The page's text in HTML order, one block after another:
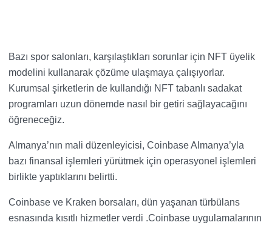
Bazı spor salonları, karşılaştıkları sorunlar için NFT üyelik
modelini kullanarak çözüme ulaşmaya çalışıyorlar.
Kurumsal şirketlerin de kullandığı NFT tabanlı sadakat
programları uzun dönemde nasıl bir getiri sağlayacağını
öğreneceğiz.
Almanya’nın mali düzenleyicisi, Coinbase Almanya’yla
bazı finansal işlemleri yürütmek için operasyonel işlemleri
birlikte yaptıklarını belirtti.
Coinbase ve Kraken borsaları, dün yaşanan türbülans
esnasında kısıtlı hizmetler verdi .Coinbase uygulamalarının